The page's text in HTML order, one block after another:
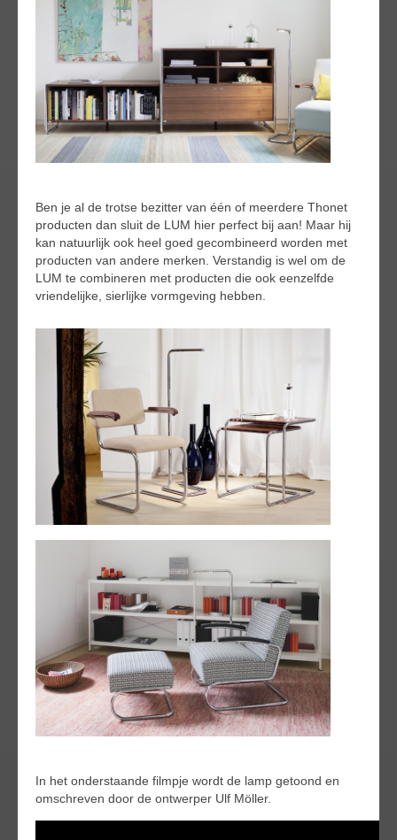
Ben je al de trotse bezitter van één of meerdere Thonet
producten dan sluit de LUM hier perfect bij aan! Maar hij
kan natuurlijk ook heel goed gecombineerd worden met
producten van andere merken. Verstandig is wel om de
LUM te combineren met producten die ook eenzelfde
vriendelijke, sierlijke vormgeving hebben.
In het onderstaande filmpje wordt de lamp getoond en
omschreven door de ontwerper Ulf Möller.